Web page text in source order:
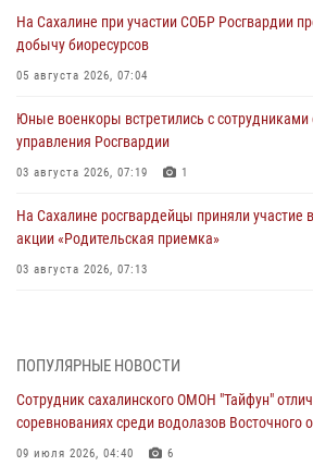
На Сахалине при участии СОБР Росгвардии
добычу биоресурсов
05 августа 2026, 07:04
Юные военкоры встретились с сотрудниками
управления Росгвардии
03 августа 2026, 07:19 1
На Сахалине росгвардейцы приняли участие
акции «Родительская приемка»
03 августа 2026, 07:13
31 июля 2026, 06:56
Сахалинские росгвардейцы стали лучшими на
ПОПУЛЯРНЫЕ НОВОСТИ
Сотрудник сахалинского ОМОН "Тайфун"
соревнованиях среди водолазов Восточного
09 июля 2026, 04:40 6